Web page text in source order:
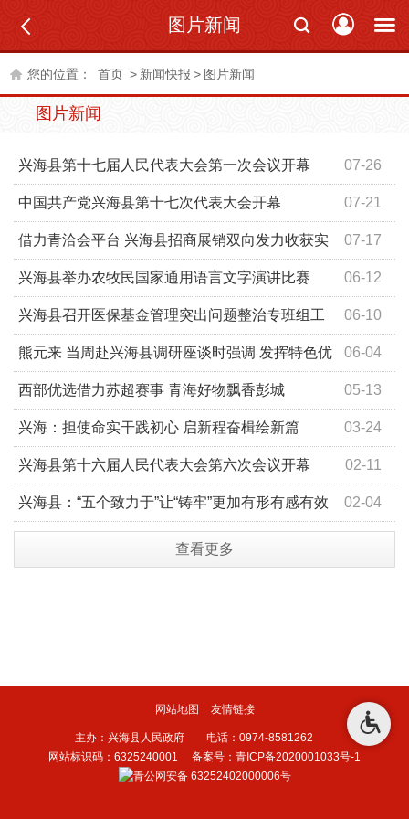
图片新闻
您的位置： 首页 > 新闻快报 > 图片新闻
图片新闻
07-26
兴海县第十七届人民代表大会第一次会议开幕
07-21
中国共产党兴海县第十七次代表大会开幕
07-17
借力青洽会平台 兴海县招商展销双向发力收获实
效 06-12
兴海县举办农牧民国家通用语言文字演讲比赛
06-10
兴海县召开医保基金管理突出问题整治专班组工
作调度会暨问题线索分析研判会 06-04
熊元来 当周赴兴海县调研座谈时强调 发挥特色优
势，以党建引领推动产业提质升级，不断筑牢县域高质量
发展基础
05-13
西部优选借力苏超赛事 青海好物飘香彭城
03-24
兴海：担使命实干践初心 启新程奋楫绘新篇
02-11
兴海县第十六届人民代表大会第六次会议开幕
02-04
兴海县：“五个致力于”让“铸牢”更加有形有感有效
查看更多
网站地图 友情链接
主办：兴海县人民政府 电话：0974-8581262
网站标识码：6325240001 备案号：青ICP备2020001033号-1
青公网安备 63252402000006号